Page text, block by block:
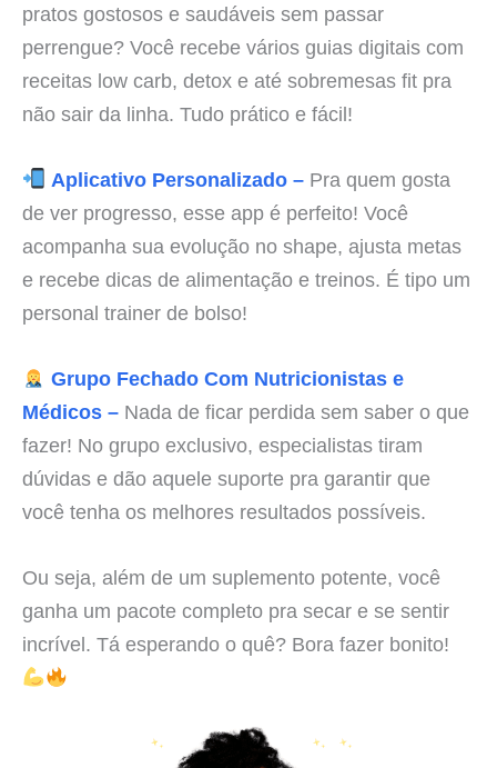
pratos gostosos e saudáveis sem passar
perrengue? Você recebe vários guias digitais com
receitas low carb, detox e até sobremesas fit pra
não sair da linha. Tudo prático e fácil!
Aplicativo Personalizado –Pra quem gosta
de ver progresso, esse app é perfeito! Você
acompanha sua evolução no shape, ajusta metas
e recebe dicas de alimentação e treinos. É tipo um
personal trainer de bolso!
Grupo Fechado Com Nutricionistas e
Médicos – Nada de ficar perdida sem saber o que
fazer! No grupo exclusivo, especialistas tiram
dúvidas e dão aquele suporte pra garantir que
você tenha os melhores resultados possíveis.
Ou seja, além de um suplemento potente, você
ganha um pacote completo pra secar e se sentir
incrível. Tá esperando o quê? Bora fazer bonito!